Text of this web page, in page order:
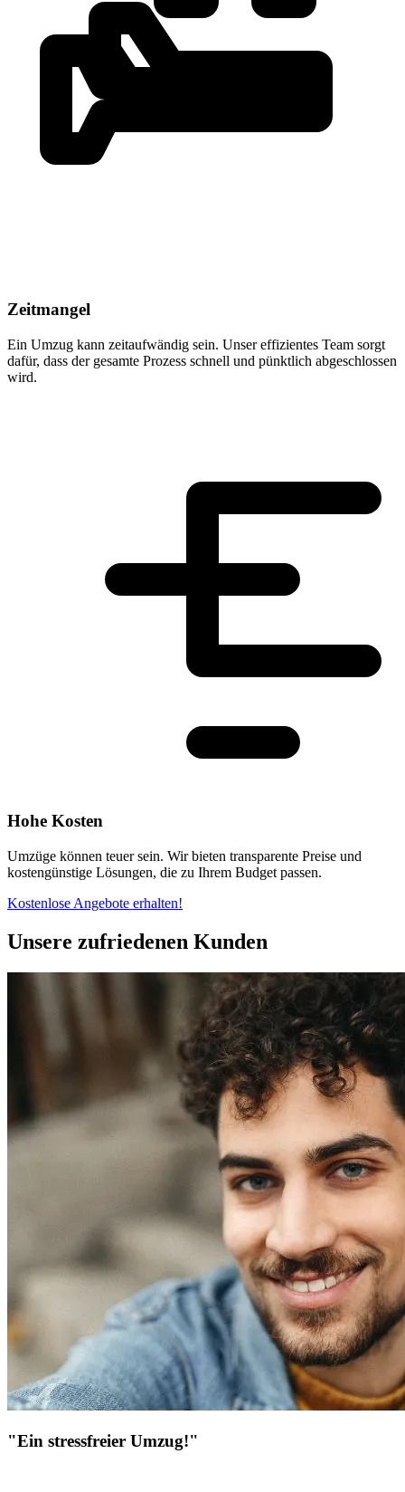
Zeitmangel
Ein Umzug kann zeitaufwändig sein. Unser effizientes Team sorgt
dafür, dass der gesamte Prozess schnell und pünktlich abgeschlossen
wird.
Hohe Kosten
Umzüge können teuer sein. Wir bieten transparente Preise und
kostengünstige Lösungen, die zu Ihrem Budget passen.
Kostenlose Angebote erhalten!
Unsere zufriedenen Kunden
"Ein stressfreier Umzug!"